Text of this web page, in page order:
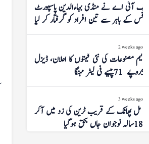
ایف آئی اے نے منڈی بہاءالدین پاسپورٹ
آفس کے باہر سے تین افراد کو گرفتار کر لیا
2 weeks ago
پیٹرولیم مصنوعات کی نئی قیمتوں کا اعلان، ڈیزل
5 روپے 71 پیسے فی لیٹر مہنگا
3 weeks ago
شوگر مل پھاٹک کے قریب ٹرین کی زد میں آکر
18 سالہ نوجوان جاں بحق ہوگیا